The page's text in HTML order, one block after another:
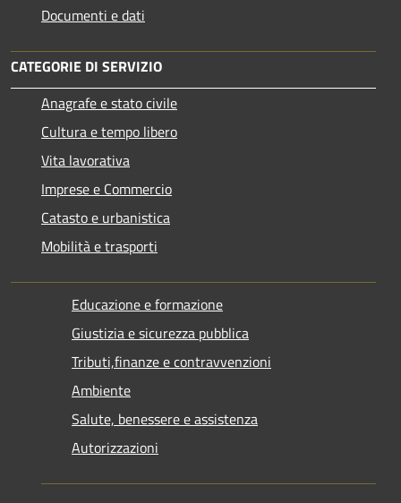
Documenti e dati
CATEGORIE DI SERVIZIO
Anagrafe e stato civile
Cultura e tempo libero
Vita lavorativa
Imprese e Commercio
Catasto e urbanistica
Mobilità e trasporti
Educazione e formazione
Giustizia e sicurezza pubblica
Tributi,finanze e contravvenzioni
Ambiente
Salute, benessere e assistenza
Autorizzazioni